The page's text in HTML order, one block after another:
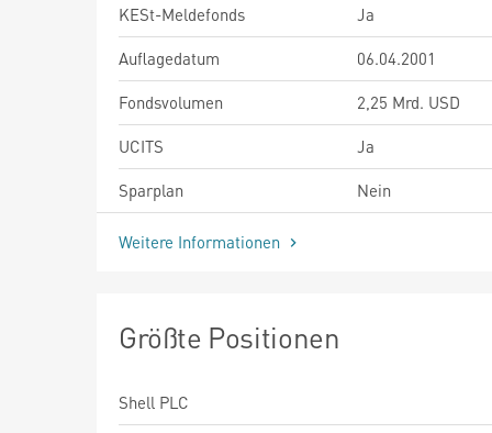
KESt-Meldefonds
Ja
Auflagedatum
06.04.2001
Fondsvolumen
2,25 Mrd. USD
UCITS
Ja
Sparplan
Nein
Weitere Informationen
Größte Positionen
Shell PLC